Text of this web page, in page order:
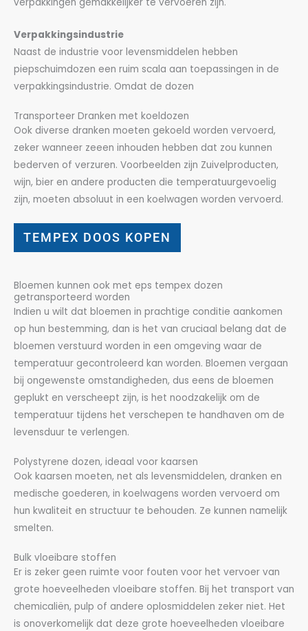
verpakkingen gemakkelijker te vervoeren zijn.
Verpakkingsindustrie
Naast de industrie voor levensmiddelen hebben
piepschuimdozen een ruim scala aan toepassingen in de
verpakkingsindustrie. Omdat de dozen
Transporteer Dranken met koeldozen
Ook diverse dranken moeten gekoeld worden vervoerd,
zeker wanneer zeeen inhouden hebben dat zou kunnen
bederven of verzuren. Voorbeelden zijn Zuivelproducten,
wijn, bier en andere producten die temperatuurgevoelig
zijn, moeten absoluut in een koelwagen worden vervoerd.
TEMPEX DOOS KOPEN
Bloemen kunnen ook met eps tempex dozen
getransporteerd worden
Indien u wilt dat bloemen in prachtige conditie aankomen
op hun bestemming, dan is het van cruciaal belang dat de
bloemen verstuurd worden in een omgeving waar de
temperatuur gecontroleerd kan worden. Bloemen vergaan
bij ongewenste omstandigheden, dus eens de bloemen
geplukt en verscheept zijn, is het noodzakelijk om de
temperatuur tijdens het verschepen te handhaven om de
levensduur te verlengen.
Polystyrene dozen, ideaal voor kaarsen
Ook kaarsen moeten, net als levensmiddelen, dranken en
medische goederen, in koelwagens worden vervoerd om
hun kwaliteit en structuur te behouden. Ze kunnen namelijk
smelten.
Bulk vloeibare stoffen
Er is zeker geen ruimte voor fouten voor het vervoer van
grote hoeveelheden vloeibare stoffen. Bij het transport van
chemicaliën, pulp of andere oplosmiddelen zeker niet. Het
is onoverkomelijk dat deze grote hoeveelheden vloeibare